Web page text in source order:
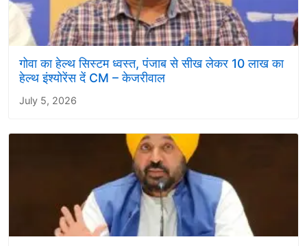
गोवा का हेल्थ सिस्टम ध्वस्त, पंजाब से सीख लेकर 10 लाख का
हेल्थ इंश्योरेंस दें CM – केजरीवाल
July 5, 2026